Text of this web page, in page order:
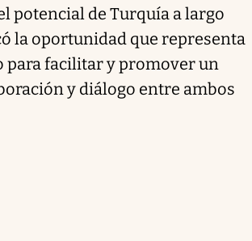
potencial de Turquía a largo
la oportunidad que representa
para facilitar y promover un
y diálogo entre ambos